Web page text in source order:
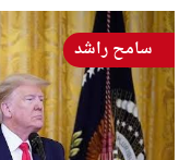
سامح راشد